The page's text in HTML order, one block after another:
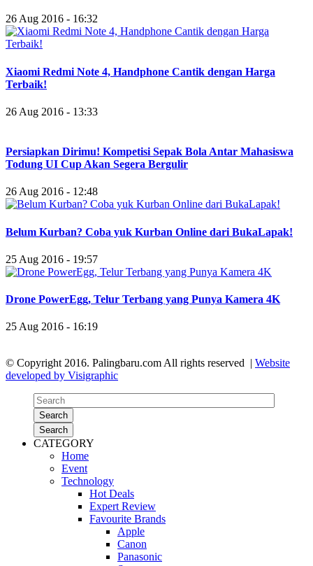
26 Aug 2016 - 16:32
Xiaomi Redmi Note 4, Handphone Cantik dengan Harga
Terbaik!
26 Aug 2016 - 13:33
Persiapkan Dirimu! Kompetisi Sepak Bola Antar Mahasiswa
Todung UI Cup Akan Segera Bergulir
26 Aug 2016 - 12:48
Belum Kurban? Coba yuk Kurban Online dari BukaLapak!
25 Aug 2016 - 19:57
Drone PowerEgg, Telur Terbang yang Punya Kamera 4K
25 Aug 2016 - 16:19
© Copyright 2016. Palingbaru.com All rights reserved | Website
developed by Visigraphic
Search
Search
CATEGORY
Home
Event
Technology
Hot Deals
Expert Review
Favourite Brands
Apple
Canon
Panasonic